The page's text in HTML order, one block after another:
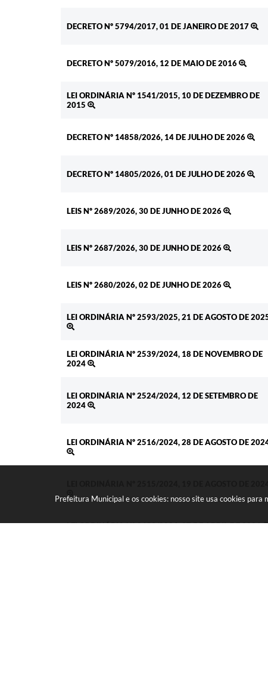
Prefeitura Municipal e os cookies: nosso site usa cookies
DECRETO Nº 5794/2017, 01 DE JANEIRO DE 2017
DECRETO Nº 5079/2016, 12 DE MAIO DE 2016
LEI ORDINÁRIA Nº 1541/2015, 10 DE DEZEMBRO DE
2015
DECRETO Nº 14858/2026, 14 DE JULHO DE 2026
DECRETO Nº 14805/2026, 01 DE JULHO DE 2026
LEIS Nº 2689/2026, 30 DE JUNHO DE 2026
LEIS Nº 2687/2026, 30 DE JUNHO DE 2026
LEIS Nº 2680/2026, 02 DE JUNHO DE 2026
LEI ORDINÁRIA Nº 2593/2025, 21 DE AGOSTO DE
LEI ORDINÁRIA Nº 2539/2024, 18 DE NOVEMBRO DE
2024
LEI ORDINÁRIA Nº 2524/2024, 12 DE SETEMBRO DE
2024
LEI ORDINÁRIA Nº 2516/2024, 28 DE AGOSTO DE
LEI ORDINÁRIA Nº 2659/2026, 27 DE ABRIL DE 2026